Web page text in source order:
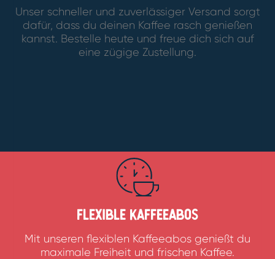
Flexible Kaffeeabos
Mit unseren flexiblen Kaffeeabos genießt du
maximale Freiheit und frischen Kaffee.
Unser schneller und zuverlässiger Versand sorgt
dafür, dass du deinen Kaffee rasch genießen
kannst. Bestelle heute und freue dich sich auf
eine zügige Zustellung.